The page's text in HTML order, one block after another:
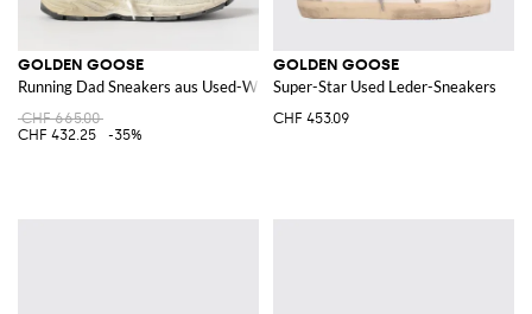
GOLDEN GOOSE
Running Dad Sneakers aus Used-Wildleder und Mesh
CHF 665.00
CHF 432.25
-35%
GOLDEN GOOSE
Super-Star Used Leder-Sneakers
CHF 453.09